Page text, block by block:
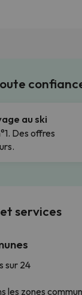
au ski
Des offres
services
sur 24
les zones